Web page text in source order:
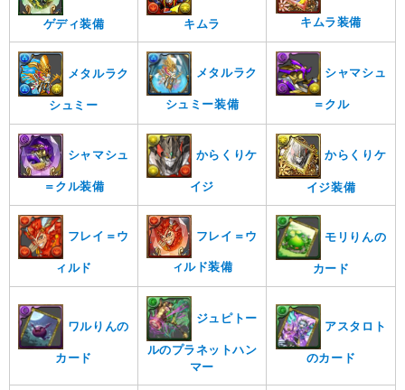
ゲディ装備 キムラ キムラ装備
メタルラク
シュミー
メタルラク
シュミー装備
シャマシュ
＝クル
シャマシュ
＝クル装備
からくりケ
イジ
からくりケ
イジ装備
フレイ＝ウ
ィルド
フレイ＝ウ
ィルド装備
モリりんの
カード
ワルりんの
カード
ジュピトー
ルのプラネットハン
マー
アスタロト
のカード